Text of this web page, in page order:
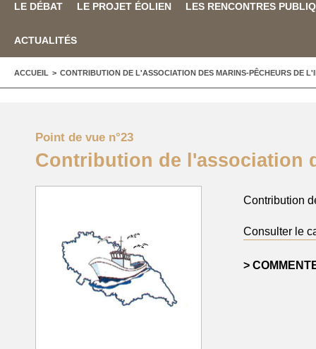
LE DÉBAT LE PROJET ÉOLIEN LES RENCONTRES
ACTUALITÉS
VOUS ÊTES ICI
ACCUEIL > CONTRIBUTION DE L'ASSOCIATION DES MARINS-PÊCHEURS DE
Point de vue n°23
Contribution de l'association
Contribution
Consulter le